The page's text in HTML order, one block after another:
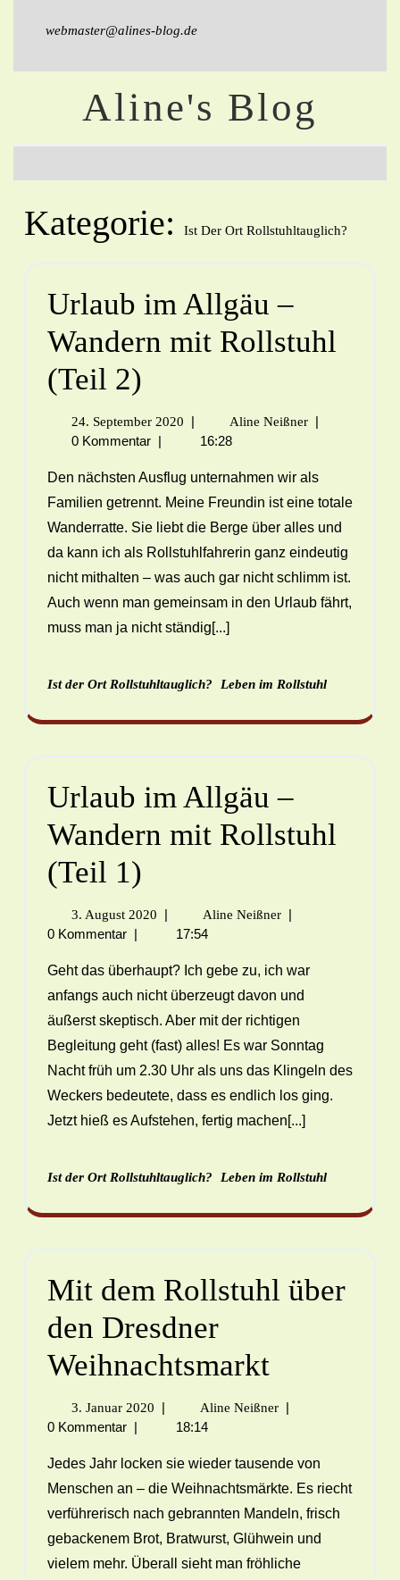
webmaster@alines-blog.de
Aline's Blog
Kategorie: Ist Der Ort Rollstuhltauglich?
Urlaub im Allgäu –
Wandern mit Rollstuhl
(Teil 2)
24. September 2020 | Aline Neißner |
0 Kommentar | 16:28
Den nächsten Ausflug unternahmen wir als
Familien getrennt. Meine Freundin ist eine totale
Wanderratte. Sie liebt die Berge über alles und
da kann ich als Rollstuhlfahrerin ganz eindeutig
nicht mithalten – was auch gar nicht schlimm ist.
Auch wenn man gemeinsam in den Urlaub fährt,
muss man ja nicht ständig[...]
Ist der Ort Rollstuhltauglich? Leben im Rollstuhl
Urlaub im Allgäu –
Wandern mit Rollstuhl
(Teil 1)
3. August 2020 | Aline Neißner |
0 Kommentar | 17:54
Geht das überhaupt? Ich gebe zu, ich war
anfangs auch nicht überzeugt davon und
äußerst skeptisch. Aber mit der richtigen
Begleitung geht (fast) alles! Es war Sonntag
Nacht früh um 2.30 Uhr als uns das Klingeln des
Weckers bedeutete, dass es endlich los ging.
Jetzt hieß es Aufstehen, fertig machen[...]
Ist der Ort Rollstuhltauglich? Leben im Rollstuhl
Mit dem Rollstuhl über
den Dresdner
Weihnachtsmarkt
3. Januar 2020 | Aline Neißner |
0 Kommentar | 18:14
Jedes Jahr locken sie wieder tausende von
Menschen an – die Weihnachtsmärkte. Es riecht
verführerisch nach gebrannten Mandeln, frisch
gebackenem Brot, Bratwurst, Glühwein und
vielem mehr. Überall sieht man fröhliche